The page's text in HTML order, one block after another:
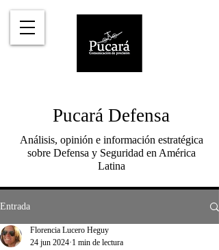
Pucará Defensa
Análisis, opinión e información estratégica
sobre Defensa y Seguridad en América
Latina
Entrada
Florencia Lucero Heguy
24 jun 2024 1 min de lectura